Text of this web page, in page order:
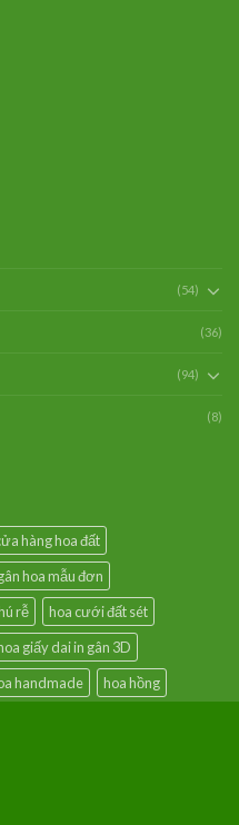
(54)
(36)
(94)
(8)
hàng hoa đất
hoa mẫu đơn
rễ
hoa cưới đất sét
giấy dai in gân 3D
handmade
hoa hồng